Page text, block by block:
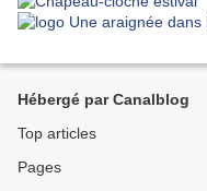
Hébergé par Canalblog
Top articles
Pages